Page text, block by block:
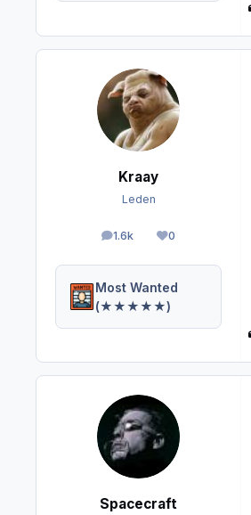
Kraay
Leden
1.6k
berichten0
Reputation
Most Wanted
(★★★★★)
Spacecraft